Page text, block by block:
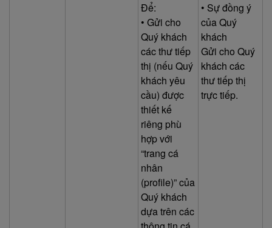
Để:
• Gửi cho
Quý khách
các thư tiếp
thị (nếu Quý
khách yêu
cầu) được
thiết kế
riêng phù
hợp với
“trang cá
nhân
(profile)” của
Quý khách
dựa trên các
• Sự đồng ý
của Quý
khách
Gửi cho Quý
khách các
thư tiếp thị
trực tiếp.